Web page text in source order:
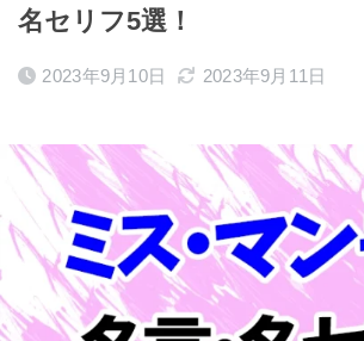
名セリフ5選！
2023年9月10日 2023年9月11日